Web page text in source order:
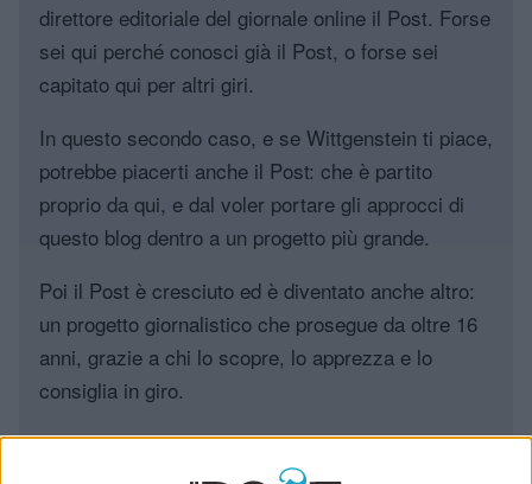
direttore editoriale del giornale online il Post. Forse
sei qui perché conosci già il Post, o forse sei
capitato qui per altri giri.
In questo secondo caso, e se Wittgenstein ti piace,
potrebbe piacerti anche il Post: che è partito
proprio da qui, e dal voler portare gli approcci di
questo blog dentro a un progetto più grande.
Poi il Post è cresciuto ed è diventato anche altro:
un progetto giornalistico che prosegue da oltre 16
anni, grazie a chi lo scopre, lo apprezza e lo
consiglia in giro.
Leggi il Post, magari ti piace